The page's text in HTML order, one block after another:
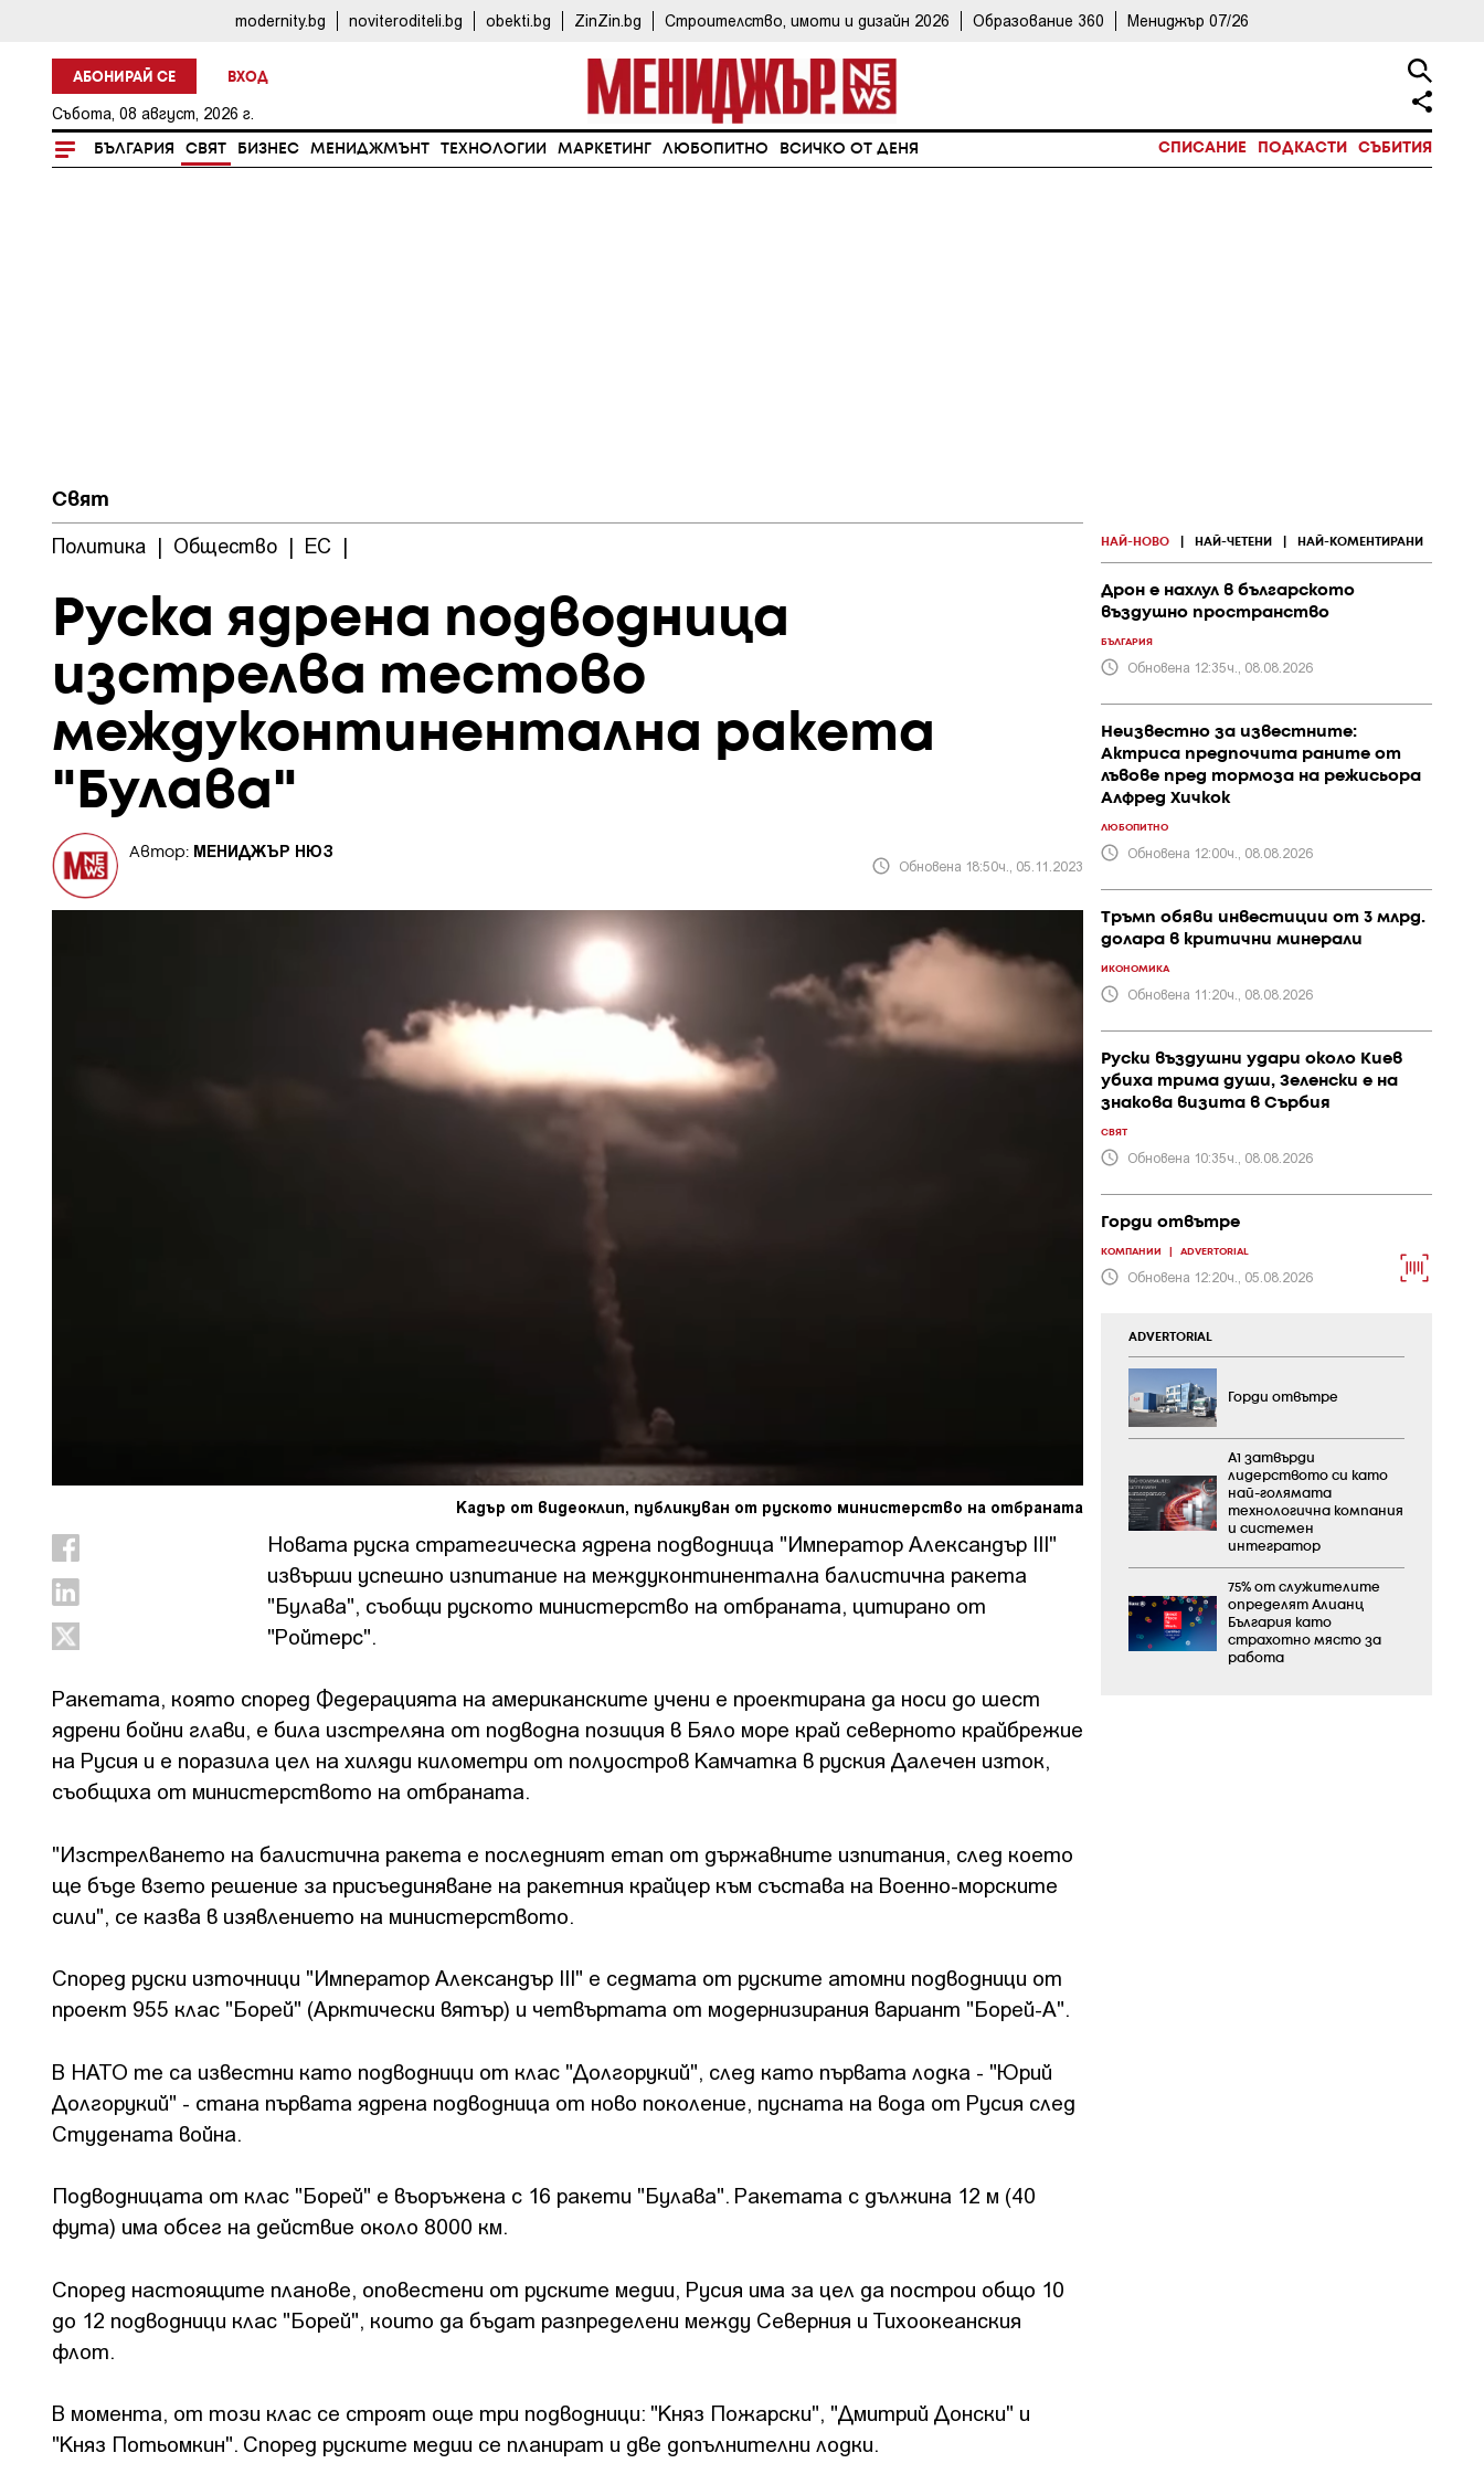
modernity.bg noviteroditeli.bg obekti.bg ZinZin.bg Строителство, имоти и дизайн 2026 Образование 360 Мениджър 07/26
АБОНИРАЙ СЕ ВХОД
Събота, 08 август, 2026 г.
БЪЛГАРИЯ СВЯТ БИЗНЕС МЕНИДЖМЪНТ ТЕХНОЛОГИИ МАРКЕТИНГ ЛЮБОПИТНО ВСИЧКО ОТ ДЕНЯ СПИСАНИЕ ПОДКАСТИ СЪБИТИЯ
Свят
Политика | Общество | ЕС |
Руска ядрена подводница
изстрелва тестово
междуконтинентална ракета
"Булава"
Автор: МЕНИДЖЪР НЮЗ
Обновена 18:50ч., 05.11.2023
Кадър от видеоклип, публикуван от руското министерство на отбраната
Новата руска стратегическа ядрена подводница "Император Александър III"
извърши успешно изпитание на междуконтинентална балистична ракета
"Булава", съобщи руското министерство на отбраната, цитирано от
"Ройтерс".
Ракетата, която според Федерацията на американските учени е проектирана да носи до шест
ядрени бойни глави, е била изстреляна от подводна позиция в Бяло море край северното крайбрежие
на Русия и е поразила цел на хиляди километри от полуостров Камчатка в руския Далечен изток,
съобщиха от министерството на отбраната.
"Изстрелването на балистична ракета е последният етап от държавните изпитания, след което
ще бъде взето решение за присъединяване на ракетния крайцер към състава на Военно-морските
сили", се казва в изявлението на министерството.
Според руски източници "Император Александър III" е седмата от руските атомни подводници от
проект 955 клас "Борей" (Арктически вятър) и четвъртата от модернизирания вариант "Борей-А".
В НАТО те са известни като подводници от клас "Долгорукий", след като първата лодка - "Юрий
Долгорукий" - стана първата ядрена подводница от ново поколение, пусната на вода от Русия след
Студената война.
Подводницата от клас "Борей" е въоръжена с 16 ракети "Булава". Ракетата с дължина 12 м (40
фута) има обсег на действие около 8000 км.
Според настоящите планове, оповестени от руските медии, Русия има за цел да построи общо 10
до 12 подводници клас "Борей", които да бъдат разпределени между Северния и Тихоокеанския
флот.
В момента, от този клас се строят още три подводници: "Княз Пожарски", "Дмитрий Донски" и
"Княз Потьомкин". Според руските медии се планират и две допълнителни лодки.
НАЙ-НОВО НАЙ-ЧЕТЕНИ НАЙ-КОМЕНТИРАНИ
Дрон е нахлул в българското
въздушно пространство
БЪЛГАРИЯ
Обновена 12:35ч., 08.08.2026
Неизвестно за известните:
Актриса предпочита раните от
лъвове пред тормоза на режисьора
Алфред Хичкок
ЛЮБОПИТНО
Обновена 12:00ч., 08.08.2026
Тръмп обяви инвестиции от 3 млрд.
долара в критични минерали
ИКОНОМИКА
Обновена 11:20ч., 08.08.2026
Руски въздушни удари около Киев
убиха трима души, Зеленски е на
знакова визита в Сърбия
СВЯТ
Обновена 10:35ч., 08.08.2026
Горди отвътре
КОМПАНИИ ADVERTORIAL
Обновена 12:20ч., 05.08.2026
ADVERTORIAL
Горди отвътре
А1 затвърди
лидерството си като
най-голямата
технологична компания
и системен
интегратор
75% от служителите
определят Алианц
България като
страхотно място за
работа